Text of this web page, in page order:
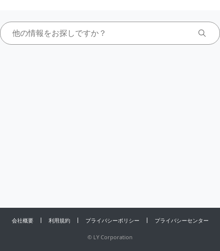
会社概要 利用規約 プライバシーポリシー プライバシーセンター
© LY Corporation